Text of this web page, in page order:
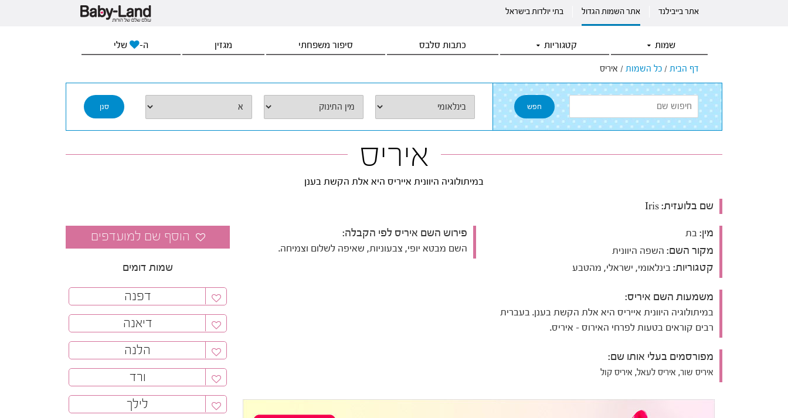
אתר בייבילנד אתר השמות הגדול בתי יולדות בישראל
שמות קטגוריות כתבות סלבס סיפור משפחתי מגזין ה- שלי
דף הבית / כל השמות / איריס
איריס
במיתולוגיה היוונית אייריס היא אלת הקשת בענן
שם בלועזית:
מין: בת
מקור השם: השפה היוונית
קטגוריות: בינלאומי, ישראלי, מהטבע
משמעות השם איריס:
במיתולוגיה היוונית אייריס היא אלת הקשת בענן. בעברית
רבים קוראים בטעות לפרחי האירוס - איריס.
מפורסמים בעלי אותו שם:
איריס שור, איריס לעאל, איריס קול
פירוש השם איריס לפי הקבלה:
השם מבטא יופי, צבעוניות, שאיפה לשלום וצמיחה.
שמות דומים
דפנה
דיאנה
הלנה
ורד
לילך